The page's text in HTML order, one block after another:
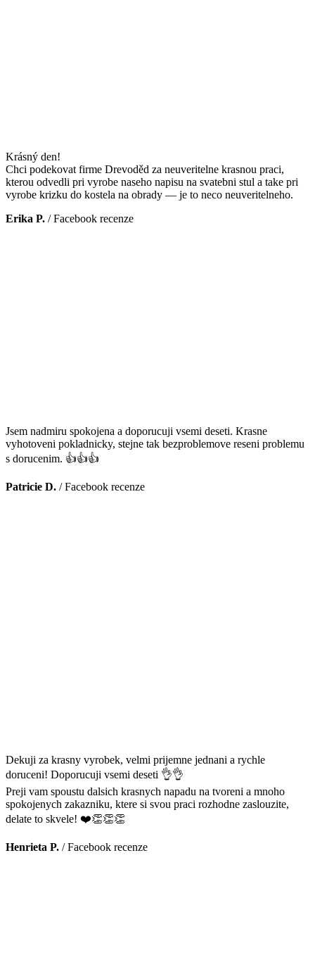
Krásný den!
Chci podekovat firme Drevoděd za neuveritelne krasnou praci,
kterou odvedli pri vyrobe naseho napisu na svatebni stul a take pri
vyrobe krizku do kostela na obrady — je to neco neuveritelneho.
Erika P. /Facebook recenze
Jsem nadmiru spokojena a doporucuji vsemi deseti. Krasne
vyhotoveni pokladnicky, stejne tak bezproblemove reseni problemu
s dorucenim. 👍👍👍
Patricie D. /Facebook recenze
Dekuji za krasny vyrobek, velmi prijemne jednani a rychle
doruceni! Doporucuji vsemi deseti 👌👌
Preji vam spoustu dalsich krasnych napadu na tvoreni a mnoho
spokojenych zakazniku, ktere si svou praci rozhodne zaslouzite,
delate to skvele! ❤️👏👏👏
Henrieta P. /Facebook recenze